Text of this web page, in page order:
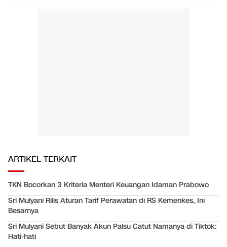
ARTIKEL TERKAIT
TKN Bocorkan 3 Kriteria Menteri Keuangan Idaman Prabowo
Sri Mulyani Rilis Aturan Tarif Perawatan di RS Kemenkes, Ini
Besarnya
Sri Mulyani Sebut Banyak Akun Palsu Catut Namanya di Tiktok:
Hati-hati